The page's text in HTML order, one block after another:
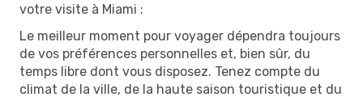
votre visite à Miami :
Le meilleur moment pour voyager dépendra toujours
de vos préférences personnelles et, bien sûr, du
temps libre dont vous disposez. Tenez compte du
climat de la ville, de la haute saison touristique et du